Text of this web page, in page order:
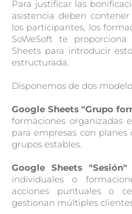
Para justificar las
asistencia deben
los participantes, los
SoWeSoft te
Sheets para introducir
estructurada.
Disponemos de dos
Google Sheets "Grupo
formaciones organizadas
para empresas con
grupos estables.
Google Sheets "Sesión"
individuales o
acciones puntuales o
gestionan múltiples